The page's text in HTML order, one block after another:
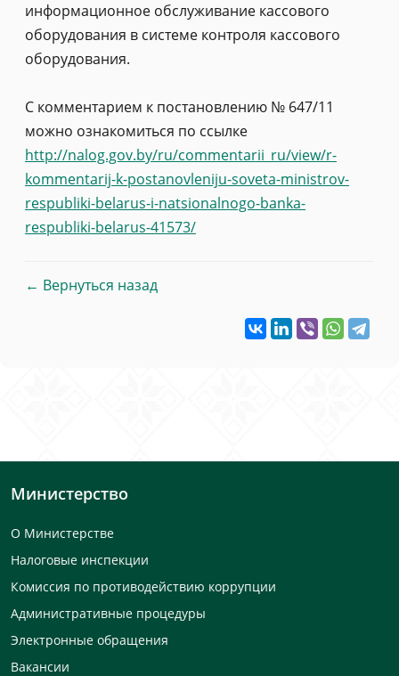
информационное обслуживание кассового
оборудования в системе контроля кассового
оборудования.
С комментарием к постановлению № 647/11
можно ознакомиться по ссылке
http://nalog.gov.by/ru/commentarii_ru/view/r-
kommentarij-k-postanovleniju-soveta-ministrov-
respubliki-belarus-i-natsionalnogo-banka-
respubliki-belarus-41573/
← Вернуться назад
Министерство
О Министерстве
Налоговые инспекции
Комиссия по противодействию коррупции
Административные процедуры
Электронные обращения
Вакансии